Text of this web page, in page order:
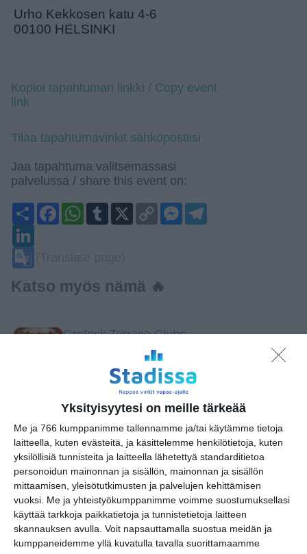
Yksityisyytesi on meille tärkeää
Me ja 766 kumppanimme tallennamme ja/tai käytämme tietoja
laitteella, kuten evästeitä, ja käsittelemme henkilötietoja, kuten
yksilöllisiä tunnisteita ja laitteella lähetettyä standarditietoa
personoidun mainonnan ja sisällön, mainonnan ja sisällön
mittaamisen, yleisötutkimusten ja palvelujen kehittämisen
vuoksi. Me ja yhteistyökumppanimme voimme suostumuksellasi
käyttää tarkkoja paikkatietoja ja tunnistetietoja laitteen
skannauksen avulla. Voit napsauttamalla suostua meidän ja
kumppaneidemme yllä kuvatulla tavalla suorittamaamme
Urho Kekkosen katu 4-6
00100 HELSINKI
Kopioi tapahtuman linkki / Copy event
link
Tilaa tapahtumavinkit sähköpostiisi
Jaa tapahtuma valitsemassasi
palvelussa / share this event on:
ShareFacebookWhatsApp
Tumblr
X
Copy
Link
Messenger
Katso myös nämä 🔥
Grotesk Terrace Clubs
ke 12.8.2026 klo 21:00
Flow Festival 2026
pe 14.8.2026 klo 15:00
Vallisaaren K40
saaristodisco 🪩🥂
pe 14.8.2026 klo 19:30
Puotilan Kartanon Kesä
la 15.8.2026 klo 19:00